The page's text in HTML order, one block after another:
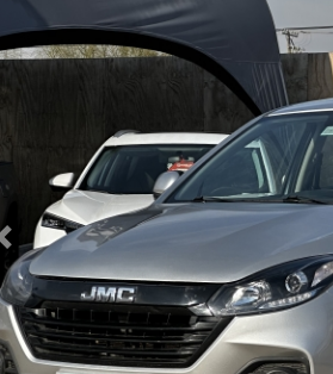
Previous